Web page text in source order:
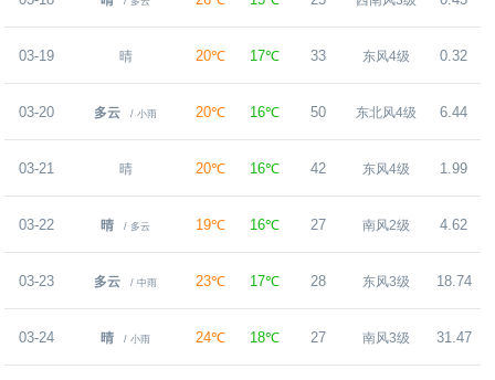
03-19 晴 20℃ 17℃ 33 东风4级 0.32
03-20 多云 / 小雨 20℃ 16℃ 50 东北风4级 6.44
03-21 晴 20℃ 16℃ 42 东风4级 1.99
03-22 晴 / 多云 19℃ 16℃ 27 南风2级 4.62
03-23 多云 / 中雨 23℃ 17℃ 28 东风3级 18.74
03-24 晴 / 小雨 24℃ 18℃ 27 南风3级 31.47